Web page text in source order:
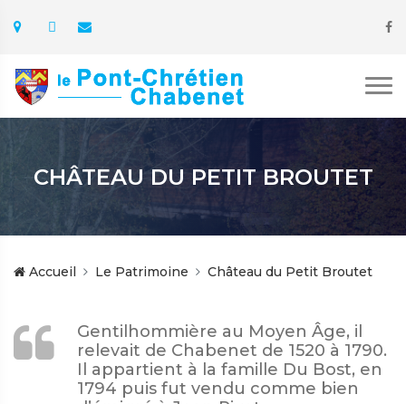
CHÂTEAU DU PETIT BROUTET
Accueil Le Patrimoine Château du Petit Broutet
Gentilhommière au Moyen Âge, il
relevait de Chabenet de 1520 à 1790.
Il appartient à la famille Du Bost, en
1794 puis fut vendu comme bien